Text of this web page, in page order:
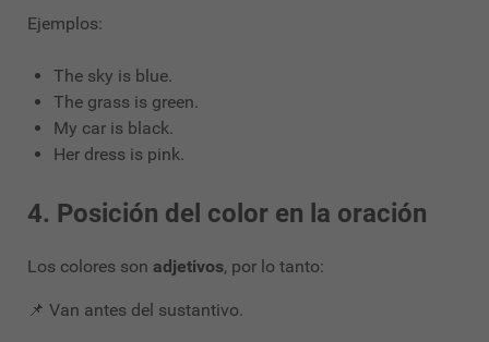
Ejemplos:
The sky is blue.
The grass is green.
My car is black.
Her dress is pink.
4. Posición del color en la oración
Los colores son adjetivos, por lo tanto:
📌 Van antes del sustantivo.